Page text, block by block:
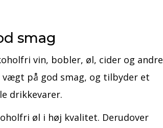
smag
vin, bobler, øl, cider og andre
på god smag, og tilbyder et
drikkevarer.
øl i høj kvalitet. Derudover